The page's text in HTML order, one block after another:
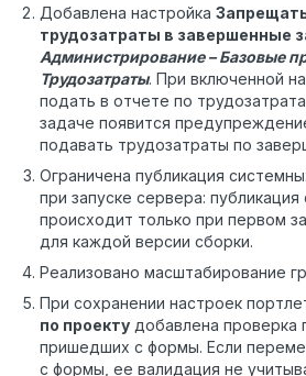
Добавлена настройка
трудозатраты в завершенные
Администрирование – Базовые
Трудозатраты. При включенной
подать в отчете по
задаче появится
подавать трудозатраты по
Ограничена публикация
при запуске сервера:
происходит только при первом
для каждой версии сборки.
Реализовано масштабирование
При сохранении настроек
по проекту добавлена проверка
пришедших с формы. Если
с формы, ее валидация не